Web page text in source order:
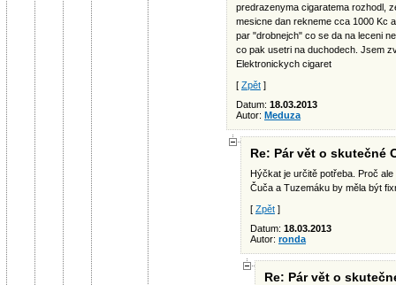
predrazenyma cigaratema rozhodl,
mesicne dan rekneme cca 1000 Kc
par "drobnejch" co se da na leceni
co pak usetri na duchodech. Jsem
Elektronickych cigaret
[ Zpět ]
Datum: 18.03.2013
Autor: Meduza
Re: Pár vět o skutečné
Hýčkat je určitě potřeba. Proč
Čuča a Tuzemáku by měla být
[ Zpět ]
Datum: 18.03.2013
Autor: ronda
Re: Pár vět o